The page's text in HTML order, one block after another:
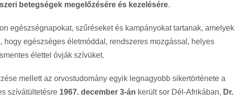
betegségek megelőzésére és kezelésére.
egészségnapokat, szűréseket és kampányokat tartanak, amelyek
hogy egészséges életmóddal, rendszeres mozgással, helyes
élettel óvják szívüket.
mellett az orvostudomány egyik legnagyobb sikertörténete a
szívátültetésre 1967. december 3-án került sor Dél-Afrikában, Dr.